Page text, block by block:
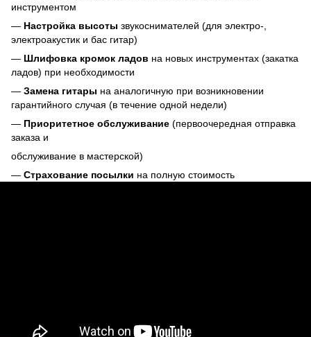
инструментом
— Настройка высоты звукоснимателей (для электро-,
электроакустик и бас гитар)
— Шлифовка кромок ладов на новых инструментах (закатка
ладов) при необходимости
— Замена гитары на аналогичную при возникновении
гарантийного случая (в течение одной недели)
— Приоритетное обслуживание (первоочередная отправка
заказа и
обслуживание в мастерской)
— Страхование посылки на полную стоимость